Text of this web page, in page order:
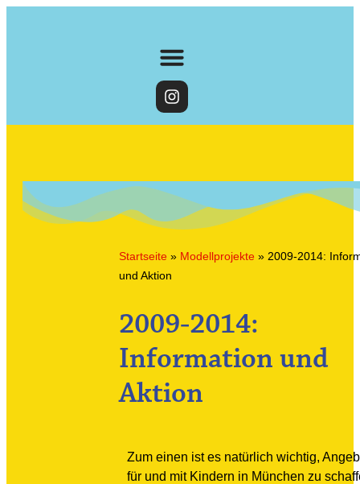
Startseite » Modellprojekte » 2009-2014:
und Aktion
2009-2014:
Information und
Aktion
Zum einen ist es natürlich wichtig,
für und mit Kindern in München zu